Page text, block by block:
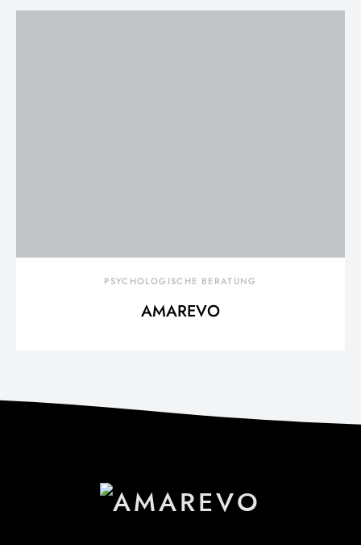
PSYCHOLOGISCHE BERATUNG
AMAREVO